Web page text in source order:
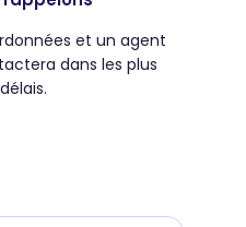
et un agent
dans les plus